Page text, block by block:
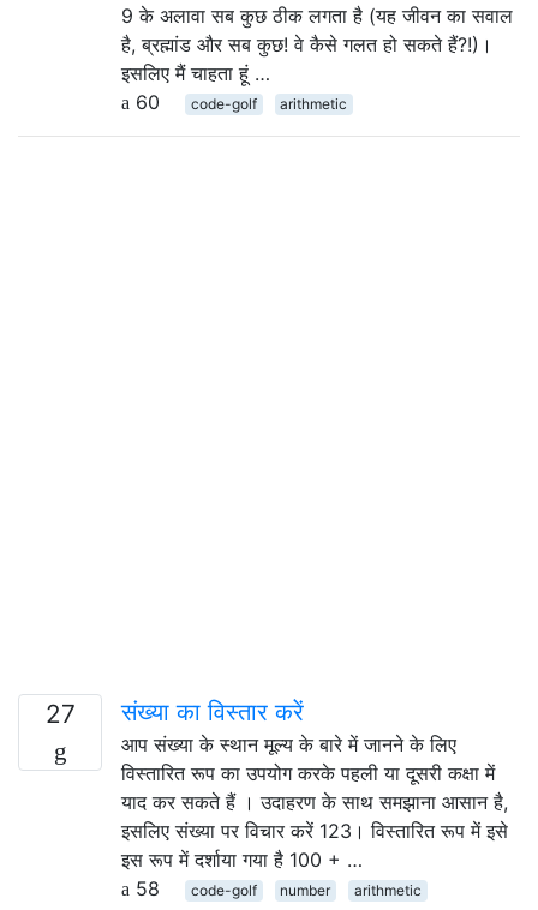
9 के अलावा सब कुछ ठीक लगता है (यह जीवन का सवाल
है, ब्रह्मांड और सब कुछ! वे कैसे गलत हो सकते हैं?!)।
इसलिए मैं चाहता हूं …
60
code-golf arithmetic
27 संख्या का विस्तार करें
आप संख्या के स्थान मूल्य के बारे में जानने के लिए
विस्तारित रूप का उपयोग करके पहली या दूसरी कक्षा में
याद कर सकते हैं । उदाहरण के साथ समझाना आसान है,
इसलिए संख्या पर विचार करें 123। विस्तारित रूप में इसे
इस रूप में दर्शाया गया है 100 + …
58
code-golf number arithmetic